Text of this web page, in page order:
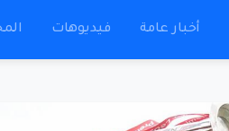
أخبار عامة فيديوهات